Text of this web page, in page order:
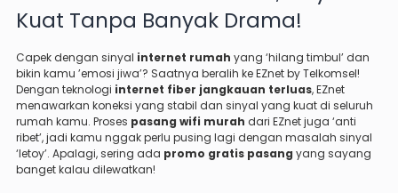
Kuat Tanpa Banyak Drama!
Capek dengan sinyal internet rumah yang ‘hilang timbul’ dan
bikin kamu ’emosi jiwa’? Saatnya beralih ke EZnet by Telkomsel!
Dengan teknologi internet fiber jangkauan terluas, EZnet
menawarkan koneksi yang stabil dan sinyal yang kuat di seluruh
rumah kamu. Proses pasang wifi murah dari EZnet juga ‘anti
ribet’, jadi kamu nggak perlu pusing lagi dengan masalah sinyal
‘letoy’. Apalagi, sering ada promo gratis pasang yang sayang
banget kalau dilewatkan!